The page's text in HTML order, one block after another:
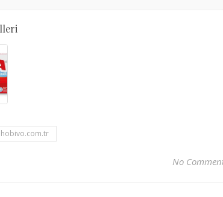
hobivo.com.tr
No